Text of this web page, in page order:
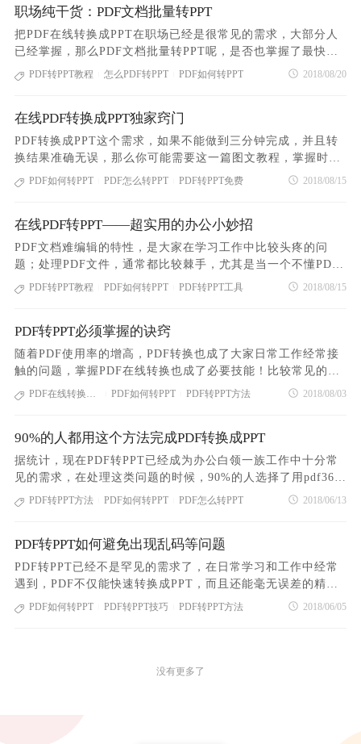
T文件，加载文件后，单击“开始转换”。即可实现ppt转pdf的免
费在线转换服务。PPT文件转换完成后，单击“立即下载”将其
下载到您的计算机并保存。 以上就是福昕PDF365为大家
介绍的关于华为手机pdf如何转ppt的相关内容。其实现在随着
手机越来越智能化，功能越来越多，人们对手机的使用和依赖
能的开发上也是越做越好，相信将来手机与其他电子文档的交
互也会越来越紧密。
第三步：点击“开始转换”按钮，即可实现在线PDF转PPT； 第
档； 以上就是小编分享的在线PDF转PPT的方法，无需下载安
装软件即可轻松实现，希望小编的分享可以帮助到大家解决工
作与学习中的需求。或许你还想了解在线PPT转PDF、PDF转
一种是用PDF转换成PPT转换器，还有一种是在线PDF转换成P
PT，如果您只是偶尔使用或者当下非常着急把PDF转换成PP
T，那么建议使用在线PDF转换成PPT，无需下载安装，线上处
在线PDF编辑转换平台：pdf365； 第二步：点击“PDF转PPT
第三步：文件上传完成之后，点击“开始转换”，即可完成在线
后的文件。 在线PDF转换成PPT操作就这么简单，学会了吗？
网站还支持其它PDF转换操作，例如在线PDF转换成Word，PP
T转换成PDF，PDF在线合并，压缩等一系列PDF文档处理操
不时之需吧。
职场纯干货：PDF文档批量转PPT
把PDF在线转换成PPT在职场已经是很常见的需求，大部分人
已经掌握，那么PDF文档批量转PPT呢，是否也掌握了最快速
正确的方法？还没掌握的朋友不着急，看完这篇干货就足够了
~~~一起看看PDF文档批量转PPT的操作步骤~1、首先访问PD
PDF文档上传页面，将需要转换的PDF文档添加到转换窗口
中；3、点击“开始转换”按钮，即可实现在线PDF转换成PPT；
4、转换成功后，点击“下载”按钮，即可拿到转换后的文档；这
F文件转换成其他文件，同样的方法，PDF365网站都可以轻松
PDF转PPT教程 怎么PDF转PPT PDF如何转PPT 2018/08/20
在线PDF转换成PPT独家窍门
PDF转换成PPT这个需求，如果不能做到三分钟完成，并且转
换结果准确无误，那么你可能需要这一篇图文教程，掌握时下
在线PDF转换成PPT的独家窍门！1、首先访问PDF在线转换平
台，pdf365.cn；2、点击“PDF转PPT”图标，进入PDF文档上
击“开始转换”按钮，即可实现在线PDF转换成PPT；4、转换成
功后，点击“下载”按钮，即可拿到转换后的文档；以上就是PD
F转换成PPT的技巧，记下这个操作，从此以后三分钟搞定在线
PDF如何转PPT PDF怎么转PPT PDF转PPT免费 2018/08/15
在线PDF转PPT——超实用的办公小妙招
PDF文档难编辑的特性，是大家在学习工作中比较头疼的问
题；处理PDF文件，通常都比较棘手，尤其是当一个不懂PDF
这个特性的Boss，突然发来一个PDF格式的幻灯片，要求修改
其中的某个数据，明天就要给到他。这时候，你打算按照原版
DF转PPT的办法，帮你轻松搞定这个问题。 1、访问在线PDF
转换平台——pdf365.cn2、点击“PDF转PPT”图标，进入PDF
文档上传页面，将需要转换的PDF文档添加到转换窗口中；3、
功后，点击“下载”按钮，即可拿到转换后的文档； 只要四步，
可以收藏这个在线PDF转换平台，有关PDF格式转换的操作，
PDF转PPT教程 PDF如何转PPT PDF转PPT工具 2018/08/15
PDF转PPT必须掌握的诀窍
随着PDF使用率的增高，PDF转换也成了大家日常工作经常接
触的问题，掌握PDF在线转换也成了必要技能！比较常见的就
是PDF转PPT，还不会转换诀窍的赶紧看完这篇吧~~~~操作步
骤很简单。1、打开 pdf在线转换www.pdf365.cn2、点击“PDF
添加到转换窗口中；3、点击“开始转换”按钮，即可实现在线P
DF转换成PPT；4、转换成功后，点击“下载”按钮，即可拿到
转换后的文档；迅速学起来吧~~~更多pdf在线转换技巧，欢迎
PDF在线转换技巧 PDF如何转PPT PDF转PPT方法 2018/08/03
90%的人都用这个方法完成PDF转换成PPT
据统计，现在PDF转PPT已经成为办公白领一族工作中十分常
见的需求，在处理这类问题的时候，90%的人选择了用pdf365
网站解决pdf在线转换问题，原因是：1、无需下载；2、操作
简单；3、功能齐全；4、转换准确~今天小编就让大家看一看
开pdf在线转换平台pdf365.cn网站；2、点击“PDF转PPT”图
标，进入PDF文档上传页面，将需要转换的PDF文档添加到转
换窗口中； 3、点击“开始转换”按钮，即可实现在线PDF转换
文档；打开pdf365在线转换平台，任何pdf在线转换问题，只
PDF转PPT方法 PDF如何转PPT PDF怎么转PPT 2018/06/13
PDF转PPT如何避免出现乱码等问题
PDF转PPT已经不是罕见的需求了，在日常学习和工作中经常
遇到，PDF不仅能快速转换成PPT，而且还能毫无误差的精准
转换，如果你还不知道这个方法，就太out了！今天介绍的就是
当下最好用的在线PDF转PPT的方法，赶紧收藏~~~1、首先开
的PDF文档添加到转换窗口中；3、点击“开始转换”按钮，即可
PDF如何转PPT PDF转PPT技巧 PDF转PPT方法 2018/06/05
没有更多了